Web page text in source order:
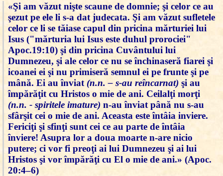
«Şi am văzut nişte scaune de domnie; şi celor ce au
şezut pe ele li s-a dat judecata. Şi am văzut sufletele
celor ce li se tăiase capul din pricina mărturiei lui
Isus ("mărturia lui Isus este duhul prorociei"
Apoc.19:10) şi din pricina Cuvântului lui
Dumnezeu, şi ale celor ce nu se închinaseră fiarei şi
icoanei ei şi nu primiseră semnul ei pe frunte şi pe
mână. Ei au înviat (n.n. – s-au reîncarnat) şi au
împărăţit cu Hristos o mie de ani. Ceilalţi morţi
(n.n. - spiritele imature) n-au înviat până nu s-au
sfârşit cei o mie de ani. Aceasta este întâia inviere.
Fericiţi şi sfinţi sunt cei ce au parte de întâia
înviere! Asupra lor a doua moarte n-are nicio
putere; ci vor fi preoţi ai lui Dumnezeu şi ai lui
Hristos şi vor împărăţi cu El o mie de ani.» (Apoc.
20:4–6)